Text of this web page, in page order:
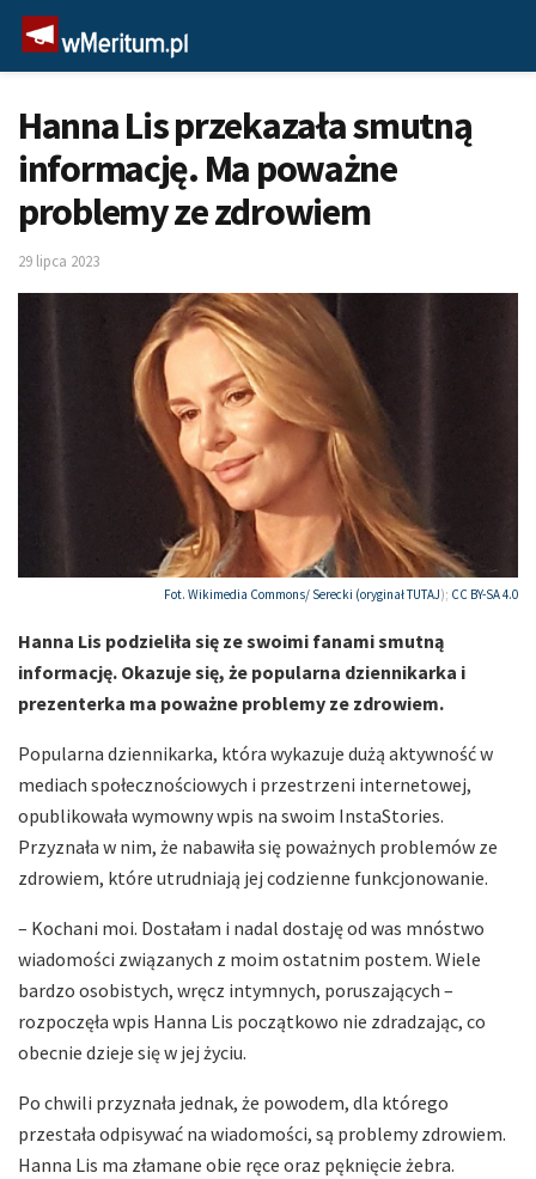
Hanna Lis przekazała smutną
informację. Ma poważne
problemy ze zdrowiem
29 lipca 2023
Fot. Wikimedia Commons/ Serecki (oryginałTUTAJ); CC BY-SA 4.0
Hanna Lis podzieliła się ze swoimi fanami smutną
informację. Okazuje się, że popularna dziennikarka i
prezenterka ma poważne problemy ze zdrowiem.
Popularna dziennikarka, która wykazuje dużą aktywność w
mediach społecznościowych i przestrzeni internetowej,
opublikowała wymowny wpis na swoim InstaStories.
Przyznała w nim, że nabawiła się poważnych problemów ze
zdrowiem, które utrudniają jej codzienne funkcjonowanie.
– Kochani moi. Dostałam i nadal dostaję od was mnóstwo
wiadomości związanych z moim ostatnim postem. Wiele
bardzo osobistych, wręcz intymnych, poruszających –
rozpoczęła wpis Hanna Lis początkowo nie zdradzając, co
obecnie dzieje się w jej życiu.
Po chwili przyznała jednak, że powodem, dla którego
przestała odpisywać na wiadomości, są problemy zdrowiem.
Hanna Lis ma złamane obie ręce oraz pęknięcie żebra.